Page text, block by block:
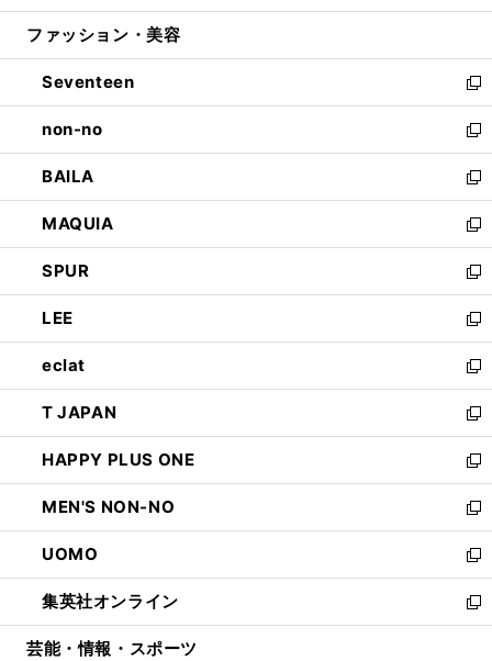
開
ウ
開
く
ン
ウ
で
開
く
ウ
ン
ド
ウ
で
開
く
ファッション・美容
Seventeen
新
し
い
ウ
ィ
ン
ド
ウ
で
開
く
non-no
新
し
い
ウ
ィ
ン
ド
ウ
で
開
く
BAILA
新
し
い
ウ
ィ
ン
ド
ウ
で
開
く
MAQUIA
新
し
い
ウ
ィ
ン
ド
ウ
で
開
く
SPUR
新
し
い
ウ
ィ
ン
ド
ウ
で
開
く
LEE
新
し
い
ウ
ィ
ン
ド
ウ
で
開
く
eclat
新
し
い
ウ
ィ
ン
ド
ウ
で
開
く
T JAPAN
新
し
い
ウ
ィ
ン
ド
ウ
で
開
HAPPY PLUS ONE
新
し
い
ウ
ィ
ン
ド
ウ
MEN'S NON-NO
新
し
い
ウ
ィ
ン
UOMO
新
し
い
ウ
集英社オンライン
新
し
芸能・情報・スポーツ